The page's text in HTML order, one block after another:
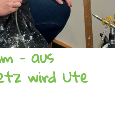
– aus
wird Ute